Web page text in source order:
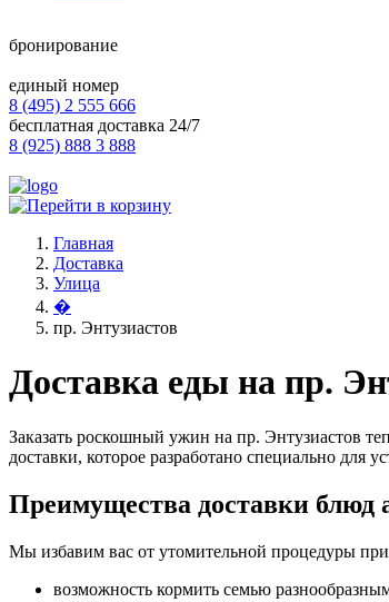
бронирование
единый номер
8 (495) 2 555 666
бесплатная доставка 24/7
8 (925) 888 3 888
Главная
Доставка
Улица
�
пр. Энтузиастов
Доставка еды на пр.
Заказать роскошный ужин на пр. Энтузиастов
доставки, которое разработано специально для
Преимущества доставки блюд
Мы избавим вас от утомительной процедуры
возможность кормить семью